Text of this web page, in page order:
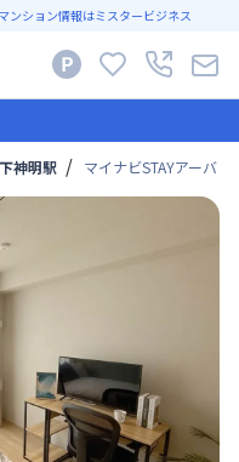
ンション情報はミスタービジネス
下神明駅 マイナビSTAYアーバ